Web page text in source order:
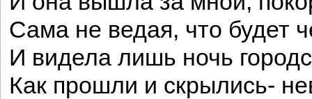
Сама не ведая, что будет
И видела лишь ночь
Как прошли и скрылись-